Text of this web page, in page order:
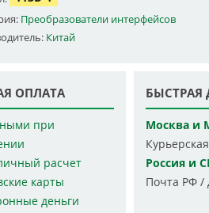
Преобразователи интерфейсов
Китай
ОПЛАТА
при
расчет
карты
деньги
БЫСТРАЯ
Москва и
Россия и
Почта РФ /